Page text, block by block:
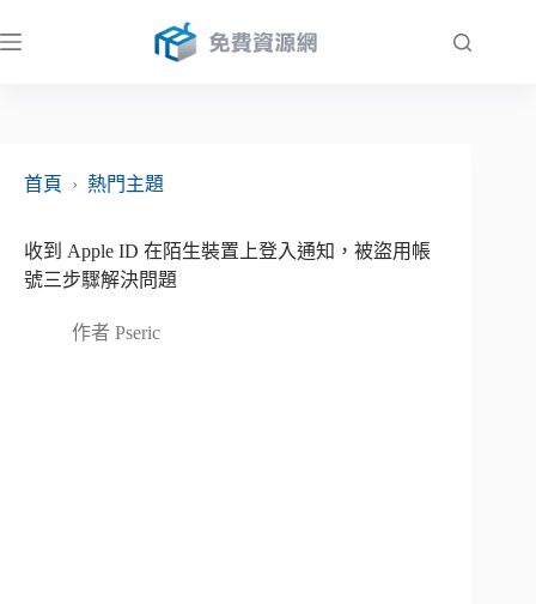
至
首頁
› 熱門主題
收到 Apple ID 在陌生裝置上登入通知，被盜用帳
號三步驟解決問題
作者 Pseric